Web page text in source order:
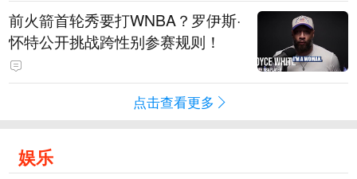
前火箭首轮秀要打WNBA？罗伊斯·
怀特公开挑战跨性别参赛规则！
点击查看更多
娱乐